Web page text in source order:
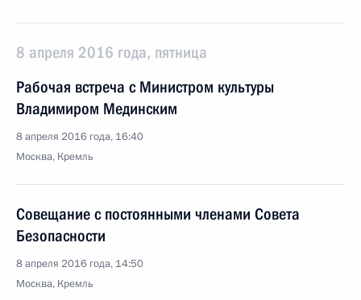
8 апреля 2016 года, пятница
Рабочая встреча с Министром культуры
Владимиром Мединским
8 апреля 2016 года, 16:40
Москва, Кремль
Совещание с постоянными членами Совета
Безопасности
8 апреля 2016 года, 14:50
Москва, Кремль